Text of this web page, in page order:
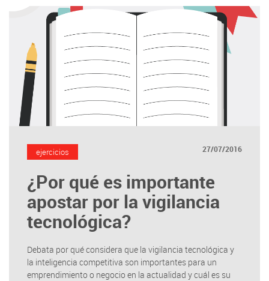
ejercicios 27/07/2016
¿Por qué es importante
apostar por la vigilancia
tecnológica?
Debata por qué considera que la vigilancia tecnológica y
la inteligencia competitiva son importantes para un
emprendimiento o negocio en la actualidad y cuál es su